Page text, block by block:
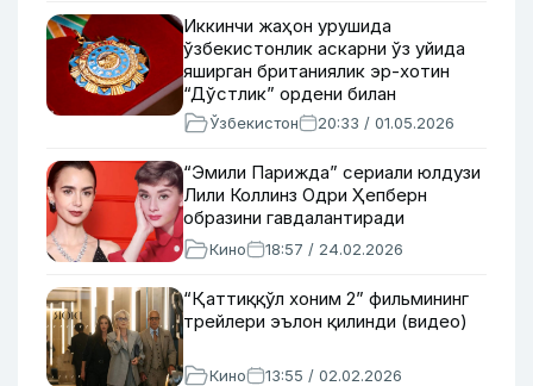
Иккинчи жаҳон урушида
ўзбекистонлик аскарни ўз уйида
яширган британиялик эр-хотин
“Дўстлик” ордени билан
мукофотланди
Ўзбекистон 20:33 / 01.05.2026
“Эмили Парижда” сериали юлдузи
Лили Коллинз Одри Ҳепберн
образини гавдалантиради
Кино 18:57 / 24.02.2026
“Қаттиққўл хоним 2” фильмининг
трейлери эълон қилинди (видео)
Кино 13:55 / 02.02.2026